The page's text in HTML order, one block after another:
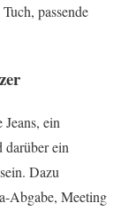
passende
ein
darüber ein
Dazu
Abgabe, Meeting